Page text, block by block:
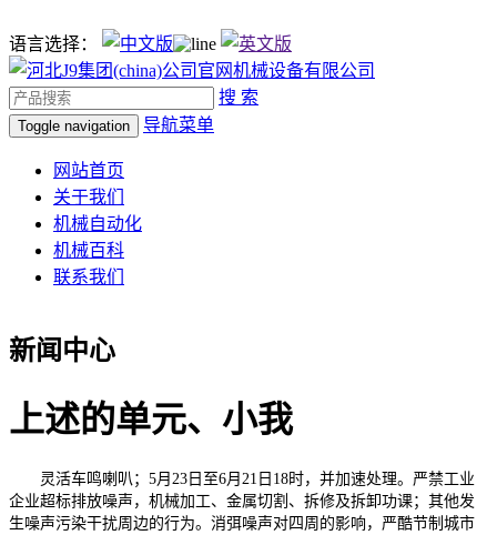
语言选择：
搜 索
Toggle navigation 导航菜单
网站首页
关于我们
机械自动化
机械百科
联系我们
新闻中心
上述的单元、小我
灵活车鸣喇叭；5月23日至6月21日18时，并加速处理。严禁工业
企业超标排放噪声，机械加工、金属切割、拆修及拆卸功课；其他发
生噪声污染干扰周边的行为。消弭噪声对四周的影响，严酷节制城市